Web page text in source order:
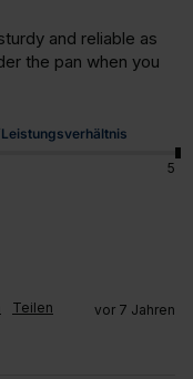
and reliable as
the pan when you
5
Teilen vor 7 Jahren